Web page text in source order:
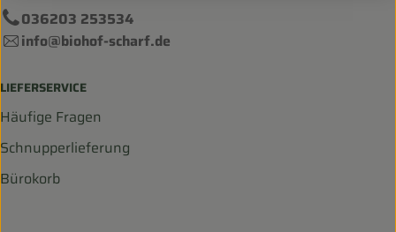
036203 253534
info@biohof-scharf.de
LIEFERSERVICE
Häufige Fragen
Schnupperlieferung
Bürokorb